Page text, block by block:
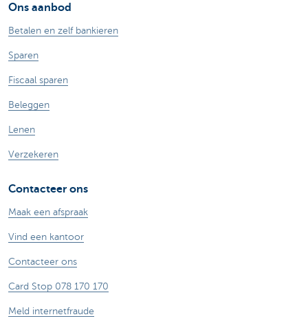
Ons aanbod
Betalen en zelf bankieren
Sparen
Fiscaal sparen
Beleggen
Lenen
Verzekeren
Contacteer ons
Maak een afspraak
Vind een kantoor
Contacteer ons
Card Stop 078 170 170
Meld internetfraude